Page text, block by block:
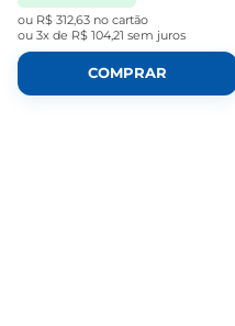
ou R$ 312,63 no cartão
ou 3x de R$ 104,21 sem juros
COMPRAR